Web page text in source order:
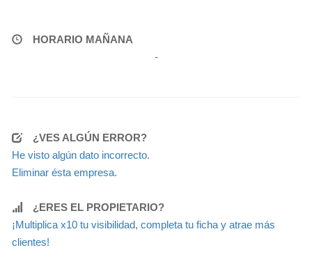
HORARIO MAÑANA
-
¿VES ALGÚN ERROR?
He visto algún dato incorrecto.
Eliminar ésta empresa.
¿ERES EL PROPIETARIO?
¡Multiplica x10 tu visibilidad, completa tu ficha y atrae más
clientes!